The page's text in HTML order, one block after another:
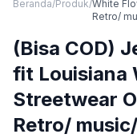
Beranda/Produk/White
Retro/
(Bisa COD)
fit Louisiana
Streetwear
Retro/